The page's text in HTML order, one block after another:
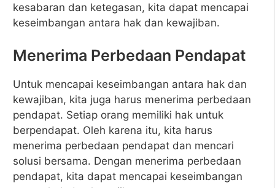
kesabaran dan ketegasan, kita dapat mencapai
keseimbangan antara hak dan kewajiban.
Menerima Perbedaan Pendapat
Untuk mencapai keseimbangan antara hak dan
kewajiban, kita juga harus menerima perbedaan
pendapat. Setiap orang memiliki hak untuk
berpendapat. Oleh karena itu, kita harus
menerima perbedaan pendapat dan mencari
solusi bersama. Dengan menerima perbedaan
pendapat, kita dapat mencapai keseimbangan